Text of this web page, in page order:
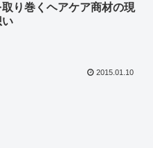
り巻くヘアケア商材の現
い
2015.01.10